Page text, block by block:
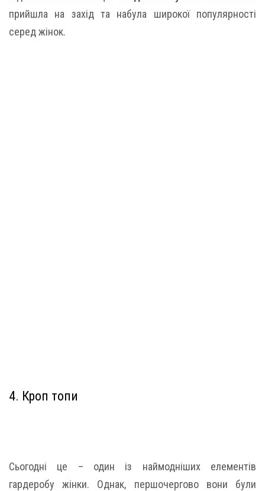
прийшла на захід та набула широкої популярності
серед жінок.
4. Кроп топи
Сьогодні це – один із наймодніших елементів
гардеробу жінки. Однак, першочергово вони були